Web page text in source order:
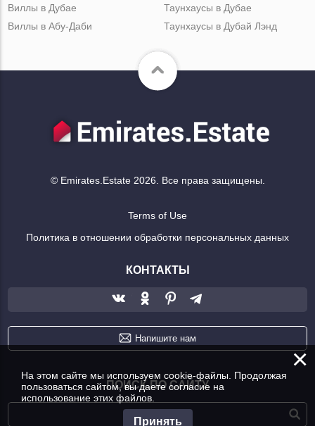
Виллы в Дубае
Виллы в Абу-Даби
Таунхаусы в Дубае
Таунхаусы в Дубай Лэнд
© Emirates.Estate 2026. Все права защищены.
Terms of Use
Политика в отношении обработки персональных данных
КОНТАКТЫ
Напишите нам
ПОИСК ПО САЙТУ
×
На этом сайте мы используем cookie-файлы. Продолжая
пользоваться сайтом, вы даете согласие на
использование этих файлов.
Принять